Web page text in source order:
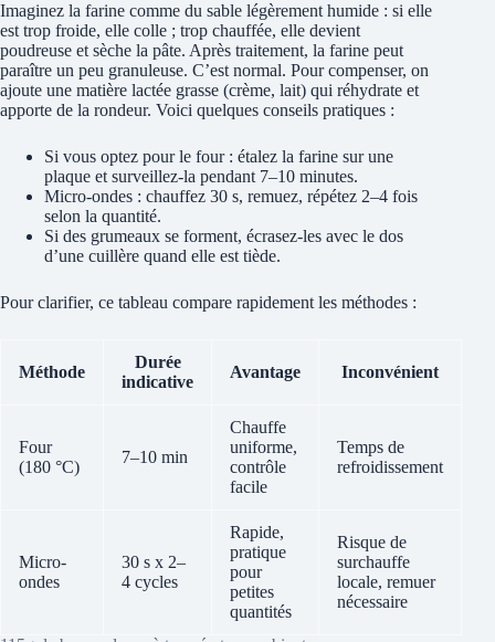
Imaginez la farine comme du sable légèrement humide : si elle
est trop froide, elle colle ; trop chauffée, elle devient
poudreuse et sèche la pâte. Après traitement, la farine peut
paraître un peu granuleuse. C’est normal. Pour compenser, on
ajoute une matière lactée grasse (crème, lait) qui réhydrate et
apporte de la rondeur. Voici quelques conseils pratiques :
Si vous optez pour le four : étalez la farine sur une
plaque et surveillez-la pendant 7–10 minutes.
Micro-ondes : chauffez 30 s, remuez, répétez 2–4 fois
selon la quantité.
Si des grumeaux se forment, écrasez-les avec le dos
d’une cuillère quand elle est tiède.
Pour clarifier, ce tableau compare rapidement les méthodes :
Méthode
Durée
indicative
Avantage Inconvénient
Four
(180 °C)
7–10 min
Chauffe
uniforme,
contrôle
facile
Temps de
refroidissement
Micro-
ondes
30 s x 2–
4 cycles
Rapide,
pratique
pour
petites
quantités
Risque de
surchauffe
locale, remuer
nécessaire